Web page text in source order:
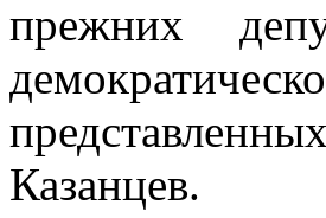
прежних
Казанцев.